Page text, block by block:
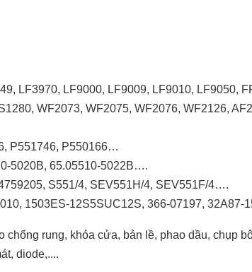
LF3970, LF9000, LF9009, LF9010, LF9050,
WF2073, WF2075, WF2076, WF2126,
P551746, P550166…
5020B, 65.05510-5022B….
S551/4, SEV551H/4, SEV551F/4….
1503ES-12S5SUC12S, 366-07197,
chống rung, khóa cửa, bản lề, phao dầu, chụp
diode,....